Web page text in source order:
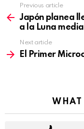
more
Previous article
Japón planea
a la Luna
Next article
El Primer